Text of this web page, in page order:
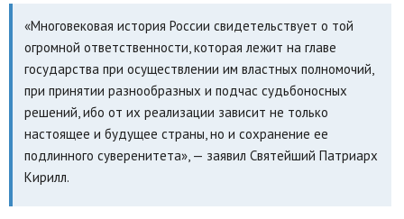
«Многовековая история России свидетельствует о той
огромной ответственности, которая лежит на главе
государства при осуществлении им властных полномочий,
при принятии разнообразных и подчас судьбоносных
решений, ибо от их реализации зависит не только
настоящее и будущее страны, но и сохранение ее
подлинного суверенитета», — заявил Святейший Патриарх
Кирилл.